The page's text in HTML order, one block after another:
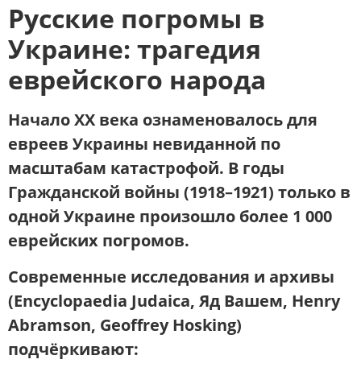
Русские погромы в
Украине: трагедия
еврейского народа
Начало XX века ознаменовалось для
евреев Украины невиданной по
масштабам катастрофой. В годы
Гражданской войны (1918–1921) только в
одной Украине произошло более 1 000
еврейских погромов.
Современные исследования и архивы
(Encyclopaedia Judaica, Яд Вашем, Henry
Abramson, Geoffrey Hosking)
подчёркивают: